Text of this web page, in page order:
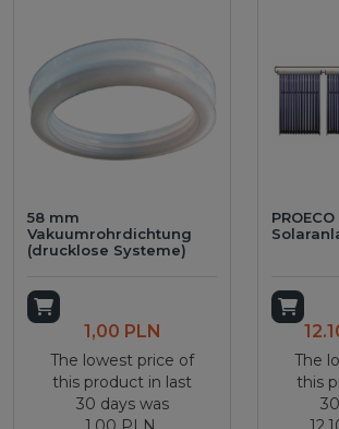
58 mm
Vakuumrohrdichtung
(drucklose Systeme)
Add to cart
1,00 PLN
The lowest price of
this product in last
30 days was
Add
The
this